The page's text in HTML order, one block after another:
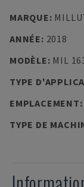
MARQUE:
ANNÉE: 2018
MODÈLE: MIL
TYPE
EMPLACEMENT:
TYPE DE